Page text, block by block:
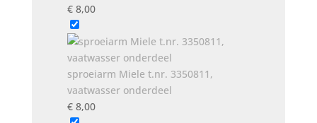
€8,00
sproeiarm Miele t.nr. 3350811,
vaatwasser onderdeel
€8,00